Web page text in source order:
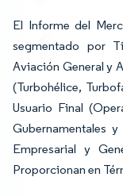
El Informe del
segmentado por
Aviación General y
(Turbohélice,
Usuario Final
Gubernamentales
Empresarial y
Proporcionan en